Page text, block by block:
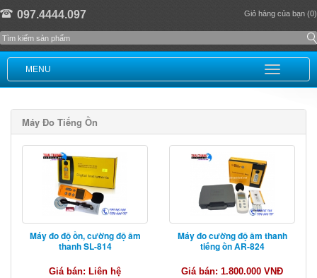
097.4444.097 Giỏ hàng của bạn (0)
MENU
Máy Đo Tiếng Ồn
Máy đo độ ồn, cường độ âm
thanh SL-814
Giá bán: Liên hệ
Máy đo cường độ âm thanh
tiếng ồn AR-824
Giá bán: 1.800.000 VNĐ